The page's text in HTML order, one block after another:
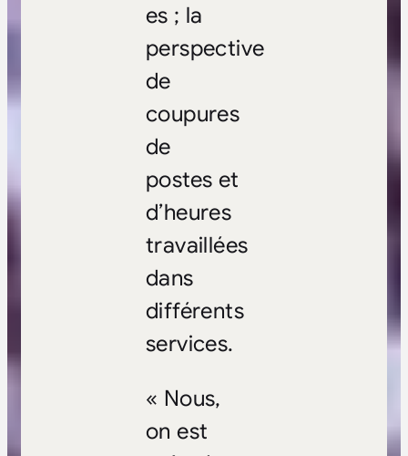
es ; la
perspective
de
coupures
de
postes et
d’heures
travaillées
dans
différents
services.
« Nous,
on est